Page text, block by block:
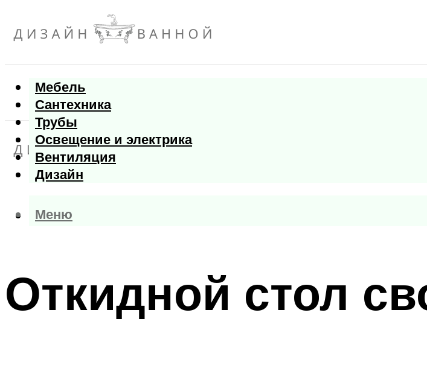
Мебель
Сантехника
Трубы
Освещение и электрика
Вентиляция
Дизайн
Меню
Меню
Откидной стол